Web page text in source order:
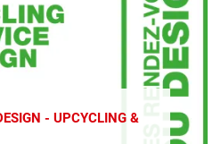
- UPCYCLING &